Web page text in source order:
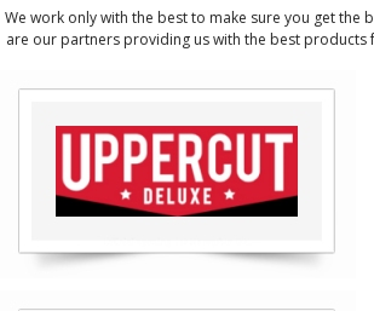
We work only with the best to make sure you get the
are our partners providing us with the best products